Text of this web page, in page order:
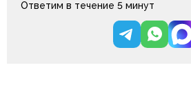
Ответим в течение 5 минут